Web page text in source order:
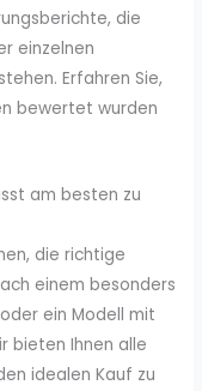
die
einzelnen
Erfahren Sie,
bewertet wurden
am besten zu
die richtige
einem besonders
ein Modell mit
bieten Ihnen alle
idealen Kauf zu